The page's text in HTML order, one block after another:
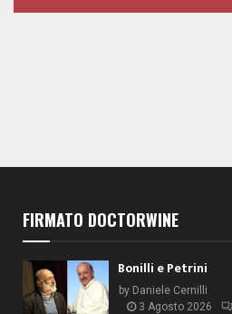
FIRMATO DOCTORWINE
Bonilli e Petrini
by Daniele Cernilli
3 Agosto 2026